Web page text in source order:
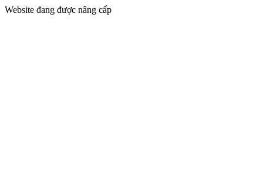
Website đang được nâng cấp